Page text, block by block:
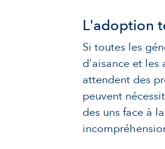
L'adoption
Si toutes les
d'aisance et les
attendent des
peuvent
des uns face à